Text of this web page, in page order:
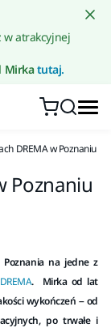
w atrakcyjnej
Mirkatutaj.
DREMA w Poznaniu
Poznaniu
na jedne z
. Mirka od lat
wykończeń – od
po trwałe i